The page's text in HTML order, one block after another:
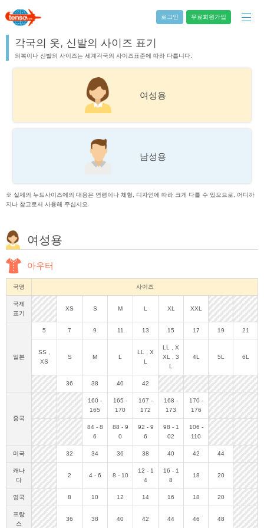
로그인 무료회원가입
각국의 옷, 신발의 사이즈 표기
의복이나 신발의 사이즈는 세계각국의 사이즈표준에 따라 다릅니다.
여성용
남성용
※ 실제의 누드사이즈에의 대응은 연령이나 체형, 디자인에 따라 크게 다를 수 있으므로, 어디까
지나 참고로서 사용해 주십시오.
여성용
아우터
국명 사이즈
국제
표기
XS S M L XL XXL
일본
5 7 9 11 13 15 17 19 21
SS ,
XS
S M L
LL , X
L
LL , X
XL , 3
L
4L 5L 6L
36 38 40 42
중국
160 -
165
165 -
170
167 -
172
168 -
173
170 -
176
84 - 8
6
88 - 9
0
92 - 9
6
98 - 1
02
106 -
110
미국 32 34 36 38 40 42 44
캐나
다
2 4 - 6 8 - 10
12 - 1
4
16 - 1
8
18 20
영국 8 10 12 14 16 18 20
프랑
스
36 38 40 42 44 46 48